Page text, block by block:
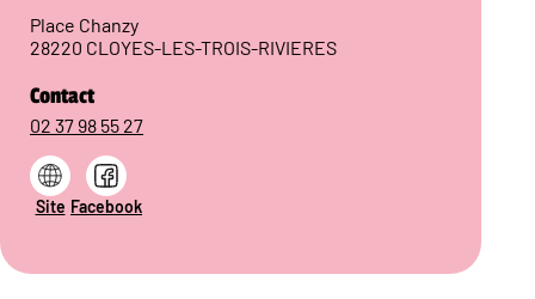
Place Chanzy
28220 CLOYES-LES-TROIS-RIVIERES
Contact
02 37 98 55 27
Site Facebook